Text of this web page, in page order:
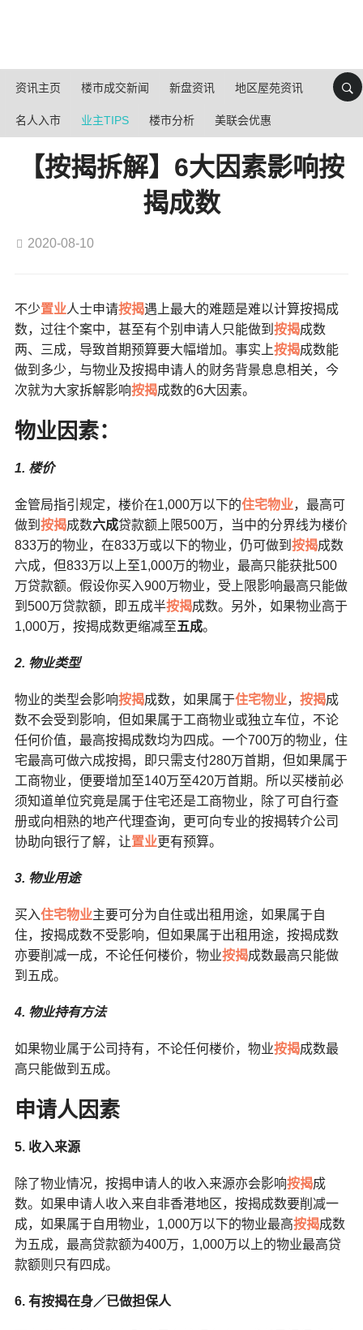
资讯主页 楼市成交新闻 新盘资讯 地区屋苑资讯
名人入市 业主TIPS 楼市分析 美联会优惠
【按揭拆解】6大因素影响按
揭成数
2020-08-10
不少置业人士申请按揭遇上最大的难题是难以计算按揭成
数，过往个案中，甚至有个别申请人只能做到 按揭成数
两、三成，导致首期预算要大幅增加。事实上按揭成数能
做到多少，与物业及按揭申请人的财务背景息息相关，今
次就为大家拆解影响按揭成数的6大因素。
物业因素：
1. 楼价
金管局指引规定，楼价在1,000万以下的住宅物业，最高可
做到 按揭成数六成贷款额上限500万，当中的分界线为楼价
833万的物业，在833万或以下的物业，仍可做到 按揭成数
六成，但833万以上至1,000万的物业，最高只能获批500
万贷款额。假设你买入900万物业，受上限影响最高只能做
到500万贷款额，即五成半按揭成数。另外，如果物业高于
1,000万，按揭成数更缩减至五成。
2. 物业类型
物业的类型会影响按揭成数，如果属于住宅物业， 按揭成
数不会受到影响，但如果属于工商物业或独立车位，不论
任何价值，最高按揭成数均为四成。一个700万的物业，住
宅最高可做六成按揭，即只需支付280万首期，但如果属于
工商物业，便要增加至140万至420万首期。所以买楼前必
须知道单位究竟是属于住宅还是工商物业，除了可自行查
册或向相熟的地产代理查询，更可向专业的按揭转介公司
协助向银行了解，让置业更有预算。
3. 物业用途
买入住宅物业主要可分为自住或出租用途，如果属于自
住，按揭成数不受影响，但如果属于出租用途，按揭成数
亦要削减一成，不论任何楼价，物业按揭成数最高只能做
到五成。
4. 物业持有方法
如果物业属于公司持有，不论任何楼价，物业按揭成数最
高只能做到五成。
申请人因素
5. 收入来源
除了物业情况，按揭申请人的收入来源亦会影响按揭成
数。如果申请人收入来自非香港地区，按揭成数要削减一
成，如果属于自用物业，1,000万以下的物业最高按揭成数
为五成，最高贷款额为400万，1,000万以上的物业最高贷
款额则只有四成。
6. 有按揭在身／已做担保人